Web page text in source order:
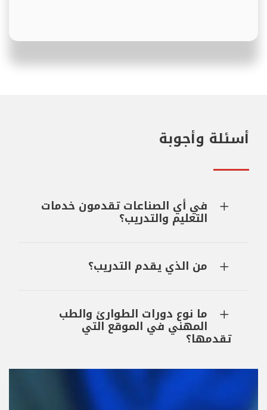
أسئلة وأجوبة
في أي الصناعات تقدمون خدمات
التعليم والتدريب؟
من الذي يقدم التدريب؟
ما نوع دورات الطوارئ والطب
المهني في الموقع التي
تقدمها؟